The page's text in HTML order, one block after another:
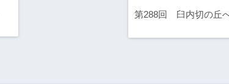
第288回 臼内切の丘